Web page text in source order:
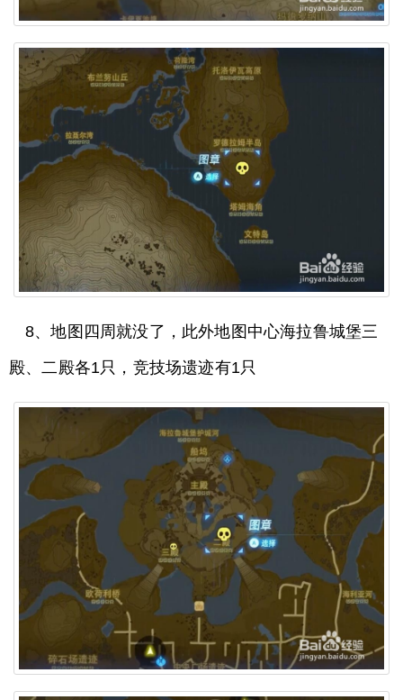
8、地图四周就没了，此外地图中心海拉鲁城堡三
殿、二殿各1只，竞技场遗迹有1只